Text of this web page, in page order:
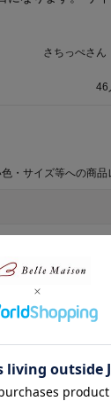
さちっぺさん
46
ことになりまし
がが、今回はサイ
ューへのご投稿あり
もお客様により満足
・サイズ等への商品
喜ばれました。
5.0
5.0
続きを読む